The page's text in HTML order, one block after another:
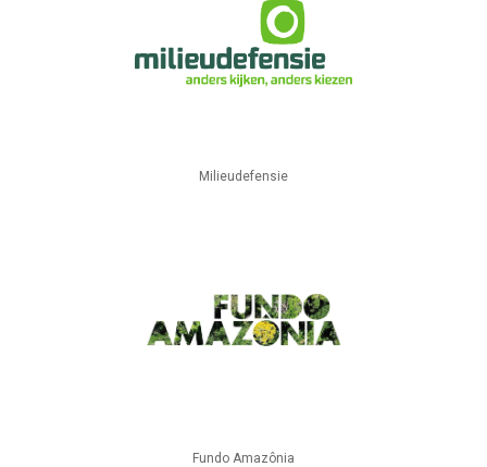
Milieudefensie
Fundo Amazônia